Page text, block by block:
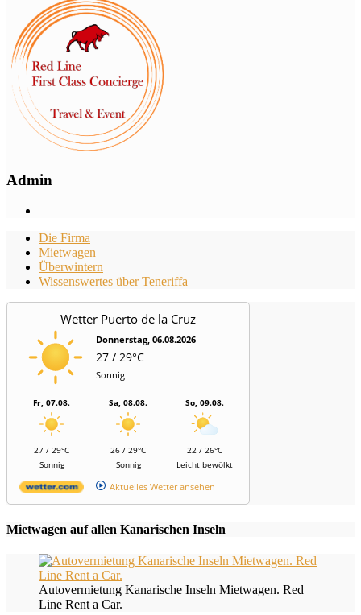
Admin
Die Firma
Mietwagen
Überwintern
Wissenswertes über Teneriffa
Wetter Puerto de la Cruz
Donnerstag, 06.08.2026
27 / 29°C
Sonnig
Fr, 07.08.
27 / 29°C
Sonnig
Sa, 08.08.
26 / 29°C
Sonnig
So, 09.08.
22 / 26°C
Leicht bewölkt
Aktuelles Wetter ansehen
Mietwagen auf allen Kanarischen Inseln
Autovermietung Kanarische Inseln Mietwagen. Red
Line Rent a Car.